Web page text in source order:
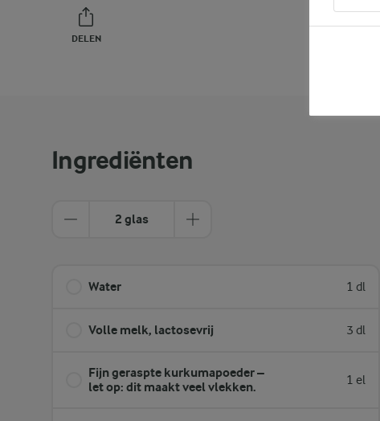
DELEN
Ingrediënten
2 glas
Water 1 dl
Volle melk, lactosevrij 3 dl
Fijn geraspte kurkumapoeder –
let op: dit maakt veel vlekken.
1 el